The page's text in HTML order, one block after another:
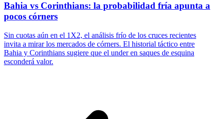
Bahia vs Corinthians: la probabilidad fría apunta a
pocos córners
Sin cuotas aún en el 1X2, el análisis frío de los cruces recientes
invita a mirar los mercados de córners. El historial táctico entre
Bahia y Corinthians sugiere que el under en saques de esquina
esconderá valor.